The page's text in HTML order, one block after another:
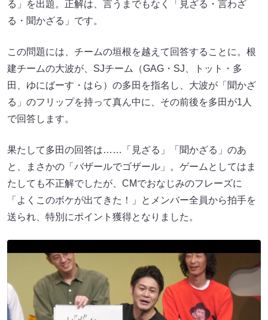
る」を出題。正解は、言うまでもなく「見ざる・言わざ
る・聞かざる」です。
この問題には、チームの垣根を越えて回答することに。根
建チームの大波が、SJチーム（GAG・SJ、トット・多
田、ゆにばーす・はら）の多田を指名し、大波が「聞かざ
る」のフリップを持って真ん中に、その前後を多田が1人
で回答します。
果たして多田の回答は……「見ざる」「聞かざる」のあ
と、まさかの「バザールでゴザール」。ゲームとしてはま
たしても不正解でしたが、CMでおなじみのフレーズに
「よくこのボケが出てきた！」とメンバー全員から拍手を
送られ、特別にポイント獲得となりました。